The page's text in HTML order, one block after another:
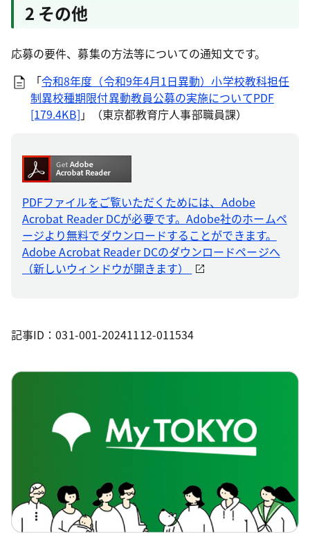
2 その他
応募の要件、募集の方法等についての通知文です。
「令和8年度（令和9年4月1日異動）小学校教科担任
制異校種期限付異動教員公募の実施についてPDF
[179.4KB] 」（東京都教育庁人事部職員課）
PDFファイルをご覧いただくためには、Adobe
Acrobat Reader DCが必要です。Adobe社のホームペ
ージより無料でダウンロードすることができます。
Adobe Acrobat Reader DCのダウンロードページへ
（新しいウィンドウが開きます）
記事ID：031-001-20241112-011534